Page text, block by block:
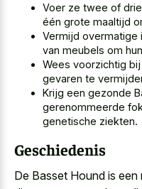
Voer ze twee of
één grote maaltijd
Vermijd overmatige
van meubels om
Wees voorzichtig
gevaren te
Krijg een gezonde
gerenommeerde
genetische ziekten.
Geschiedenis
De Basset Hound is een